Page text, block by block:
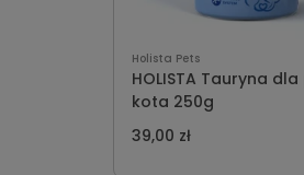
Holista Pets
HOLISTA Tauryna
kota 250g
39,00 zł